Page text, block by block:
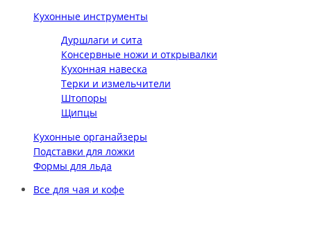
Кухонные инструменты
Дуршлаги и сита
Консервные ножи и открывалки
Кухонная навеска
Терки и измельчители
Штопоры
Щипцы
Кухонные органайзеры
Подставки для ложки
Формы для льда
Все для чая и кофе